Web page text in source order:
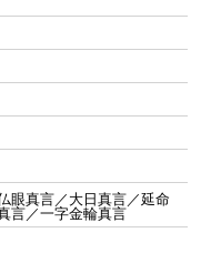
眼真言／大日真言／延命
言／一字金輪真言